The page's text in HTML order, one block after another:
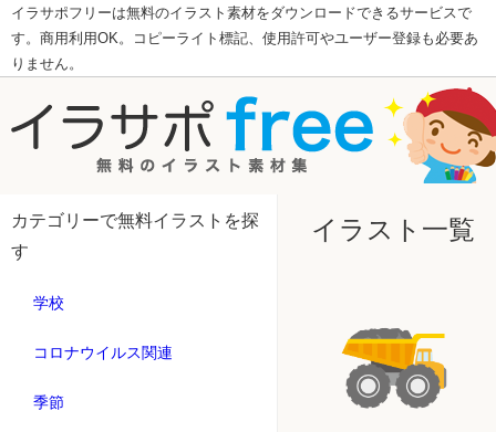
イラサポフリーは無料のイラスト素材をダウンロードできるサービスで
す。商用利用OK。コピーライト標記、使用許可やユーザー登録も必要あ
りません。
カテゴリーで無料イラストを探
す
学校
コロナウイルス関連
季節
イラスト一覧